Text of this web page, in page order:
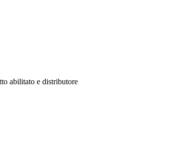
abilitato e distributore